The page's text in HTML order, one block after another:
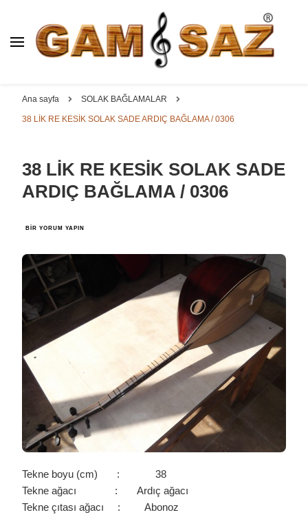
BAĞLAMA İMALAT / SATIŞ
YAPRAK || ELEKTRO ||
ÖZEL BAĞLAMA İMALAT /
Padok, Kompozit, Mat, Divan, Çöğür, Cura, Solak, Dede,
Oyma ve yaprak sazlar, özel imalat bağlamalar
Ana sayfa SOLAK BAĞLAMALAR
38 LİK RE KESİK SOLAK SADE ARDIÇ BAĞLAMA / 0306
38 LİK RE KESİK SOLAK SADE
ARDIÇ BAĞLAMA / 0306
38
KESİK
SOLAK
SADE
ARDIÇ
BAĞLAMA
0306
BIR YORUM YAPIN
Tekne boyu (cm) : 38
Tekne ağacı : Ardıç ağacı
Tekne çıtası ağacı : Abonoz